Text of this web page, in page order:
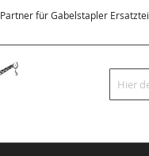
für Gabelstapler
Suche